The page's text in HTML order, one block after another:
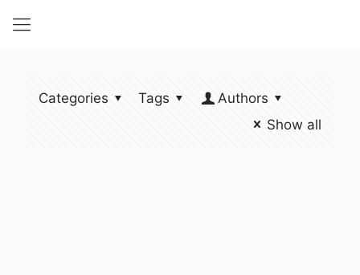
Categories Tags
Authors
Show all